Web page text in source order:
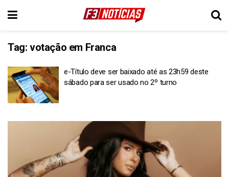
Tag: votação em Franca
e-Título deve ser baixado até as 23h59 deste
sábado para ser usado no 2º turno